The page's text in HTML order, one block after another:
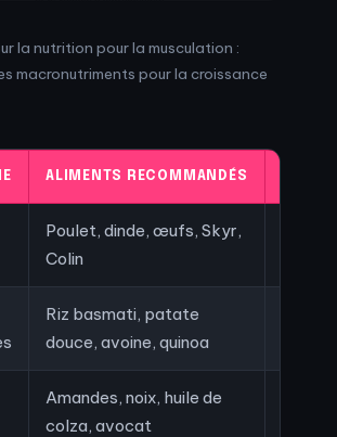
la nutrition pour la musculation :
macronutriments pour la croissance
ALIMENTS RECOMMANDÉS
Poulet, dinde, œufs, Skyr,
Colin
Riz basmati, patate
douce, avoine, quinoa
Amandes, noix, huile de
colza, avocat